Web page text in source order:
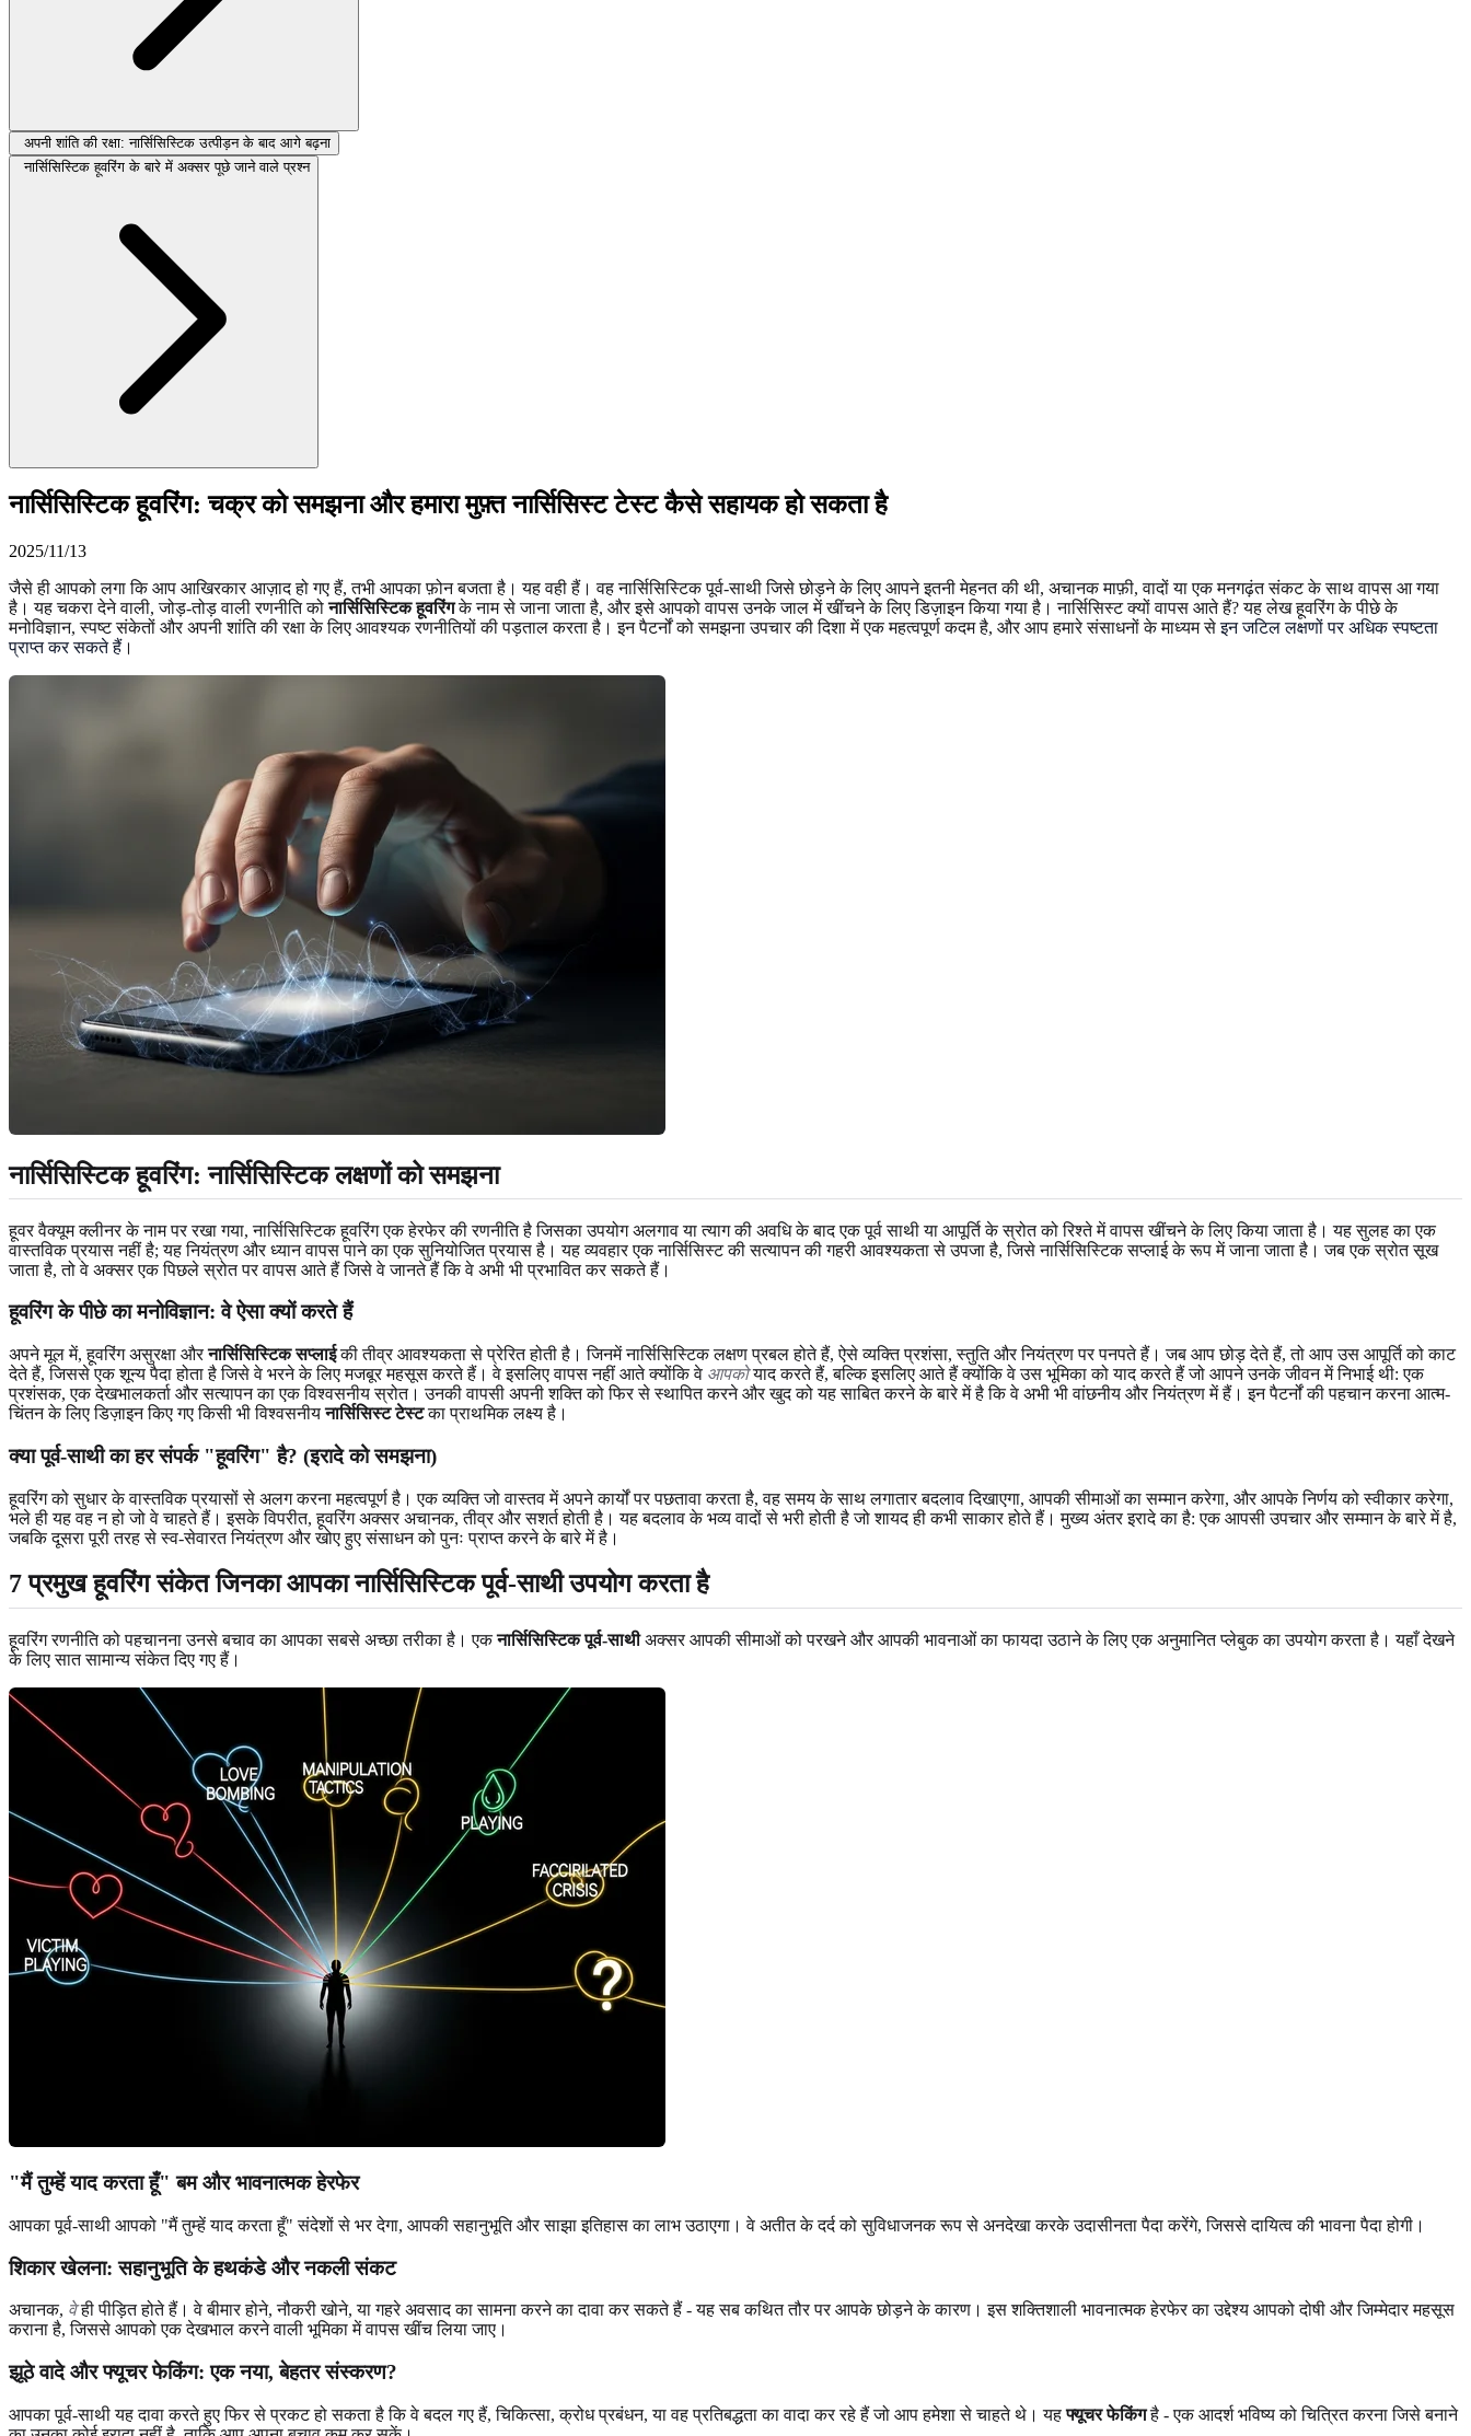
अपनी शांति की रक्षा: नार्सिसिस्टिक उत्पीड़न के बाद आगे बढ़ना
नार्सिसिस्टिक हूवरिंग के बारे में अक्सर पूछे जाने वाले प्रश्न
नार्सिसिस्टिक हूवरिंग: चक्र को समझना और हमारा मुफ़्त नार्सिसिस्ट टेस्ट कैसे सहायक हो सकता है
2025/11/13
जैसे ही आपको लगा कि आप आखिरकार आज़ाद हो गए हैं, तभी आपका फ़ोन बजता है। यह वही हैं। वह नार्सिसिस्टिक पूर्व-साथी जिसे छोड़ने के लिए आपने इतनी मेहनत की थी, अचानक माफ़ी, वादों या एक मनगढ़ंत संकट के साथ वापस आ गया
है। यह चकरा देने वाली, जोड़-तोड़ वाली रणनीति कोनार्सिसिस्टिक हूवरिंगके नाम से जाना जाता है, और इसे आपको वापस उनके जाल में खींचने के लिए डिज़ाइन किया गया है। नार्सिसिस्ट क्यों वापस आते हैं? यह लेख हूवरिंग के पीछे के
मनोविज्ञान, स्पष्ट संकेतों और अपनी शांति की रक्षा के लिए आवश्यक रणनीतियों की पड़ताल करता है। इन पैटर्नों को समझना उपचार की दिशा में एक महत्वपूर्ण कदम है, और आप हमारे संसाधनों के माध्यम सेइन जटिल लक्षणों पर अधिक स्पष्टता
प्राप्त कर सकते हैं ।
नार्सिसिस्टिक हूवरिंग: नार्सिसिस्टिक लक्षणों को समझना
हूवर वैक्यूम क्लीनर के नाम पर रखा गया, नार्सिसिस्टिक हूवरिंग एक हेरफेर की रणनीति है जिसका उपयोग अलगाव या त्याग की अवधि के बाद एक पूर्व साथी या आपूर्ति के स्रोत को रिश्ते में वापस खींचने के लिए किया जाता है। यह सुलह का एक
वास्तविक प्रयास नहीं है; यह नियंत्रण और ध्यान वापस पाने का एक सुनियोजित प्रयास है। यह व्यवहार एक नार्सिसिस्ट की सत्यापन की गहरी आवश्यकता से उपजा है, जिसे नार्सिसिस्टिक सप्लाई के रूप में जाना जाता है। जब एक स्रोत सूख
जाता है, तो वे अक्सर एक पिछले स्रोत पर वापस आते हैं जिसे वे जानते हैं कि वे अभी भी प्रभावित कर सकते हैं।
हूवरिंग के पीछे का मनोविज्ञान: वे ऐसा क्यों करते हैं
अपने मूल में, हूवरिंग असुरक्षा औरनार्सिसिस्टिक सप्लाईकी तीव्र आवश्यकता से प्रेरित होती है। जिनमें नार्सिसिस्टिक लक्षण प्रबल होते हैं, ऐसे व्यक्ति प्रशंसा, स्तुति और नियंत्रण पर पनपते हैं। जब आप छोड़ देते हैं, तो आप उस आपूर्ति को काट
देते हैं, जिससे एक शून्य पैदा होता है जिसे वे भरने के लिए मजबूर महसूस करते हैं। वे इसलिए वापस नहीं आते क्योंकि वे आपकोयाद करते हैं, बल्कि इसलिए आते हैं क्योंकि वे उस भूमिका को याद करते हैं जो आपने उनके जीवन में निभाई थी: एक
प्रशंसक, एक देखभालकर्ता और सत्यापन का एक विश्वसनीय स्रोत। उनकी वापसी अपनी शक्ति को फिर से स्थापित करने और खुद को यह साबित करने के बारे में है कि वे अभी भी वांछनीय और नियंत्रण में हैं। इन पैटर्नों की पहचान करना आत्म-
चिंतन के लिए डिज़ाइन किए गए किसी भी विश्वसनीयनार्सिसिस्ट टेस्टका प्राथमिक लक्ष्य है।
क्या पूर्व-साथी का हर संपर्क "हूवरिंग" है? (इरादे को समझना)
हूवरिंग को सुधार के वास्तविक प्रयासों से अलग करना महत्वपूर्ण है। एक व्यक्ति जो वास्तव में अपने कार्यों पर पछतावा करता है, वह समय के साथ लगातार बदलाव दिखाएगा, आपकी सीमाओं का सम्मान करेगा, और आपके निर्णय को स्वीकार करेगा,
भले ही यह वह न हो जो वे चाहते हैं। इसके विपरीत, हूवरिंग अक्सर अचानक, तीव्र और सशर्त होती है। यह बदलाव के भव्य वादों से भरी होती है जो शायद ही कभी साकार होते हैं। मुख्य अंतर इरादे का है: एक आपसी उपचार और सम्मान के बारे में है,
जबकि दूसरा पूरी तरह से स्व-सेवारत नियंत्रण और खोए हुए संसाधन को पुनः प्राप्त करने के बारे में है।
7 प्रमुख हूवरिंग संकेत जिनका आपका नार्सिसिस्टिक पूर्व-साथी उपयोग करता है
हूवरिंग रणनीति को पहचानना उनसे बचाव का आपका सबसे अच्छा तरीका है। एकनार्सिसिस्टिक पूर्व-साथीअक्सर आपकी सीमाओं को परखने और आपकी भावनाओं का फायदा उठाने के लिए एक अनुमानित प्लेबुक का उपयोग करता है। यहाँ देखने
के लिए सात सामान्य संकेत दिए गए हैं।
"मैं तुम्हें याद करता हूँ" बम और भावनात्मक हेरफेर
आपका पूर्व-साथी आपको "मैं तुम्हें याद करता हूँ" संदेशों से भर देगा, आपकी सहानुभूति और साझा इतिहास का लाभ उठाएगा। वे अतीत के दर्द को सुविधाजनक रूप से अनदेखा करके उदासीनता पैदा करेंगे, जिससे दायित्व की भावना पैदा होगी।
शिकार खेलना: सहानुभूति के हथकंडे और नकली संकट
अचानक, वेही पीड़ित होते हैं। वे बीमार होने, नौकरी खोने, या गहरे अवसाद का सामना करने का दावा कर सकते हैं - यह सब कथित तौर पर आपके छोड़ने के कारण। इस शक्तिशाली भावनात्मक हेरफेर का उद्देश्य आपको दोषी और जिम्मेदार महसूस
कराना है, जिससे आपको एक देखभाल करने वाली भूमिका में वापस खींच लिया जाए।
झूठे वादे और फ्यूचर फेकिंग: एक नया, बेहतर संस्करण?
आपका पूर्व-साथी यह दावा करते हुए फिर से प्रकट हो सकता है कि वे बदल गए हैं, चिकित्सा, क्रोध प्रबंधन, या वह प्रतिबद्धता का वादा कर रहे हैं जो आप हमेशा से चाहते थे। यहफ्यूचर फेकिंगहै - एक आदर्श भविष्य को चित्रित करना जिसे बनाने